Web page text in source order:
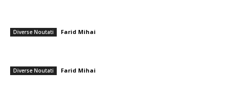
Diverse Noutati Farid Mihai
Diverse Noutati Farid Mihai